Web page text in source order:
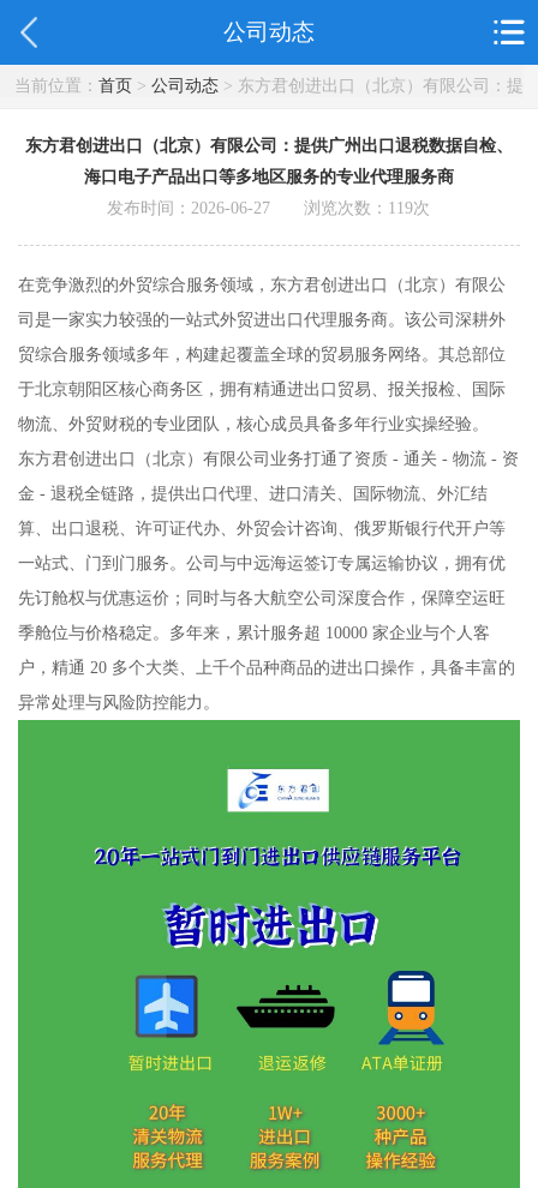
公司动态
当前位置： 首页> 公司动态> 东方君创进出口（北京）有限公司：提
东方君创进出口（北京）有限公司：提供广州出口退税数据自检、
海口电子产品出口等多地区服务的专业代理服务商
发布时间：2026-06-27 浏览次数： 119次
在竞争激烈的外贸综合服务领域，东方君创进出口（北京）有限公
司是一家实力较强的一站式外贸进出口代理服务商。该公司深耕外
贸综合服务领域多年，构建起覆盖全球的贸易服务网络。其总部位
于北京朝阳区核心商务区，拥有精通进出口贸易、报关报检、国际
物流、外贸财税的专业团队，核心成员具备多年行业实操经验。
东方君创进出口（北京）有限公司业务打通了资质 - 通关 - 物流 - 资
金 - 退税全链路，提供出口代理、进口清关、国际物流、外汇结
算、出口退税、许可证代办、外贸会计咨询、俄罗斯银行代开户等
一站式、门到门服务。公司与中远海运签订专属运输协议，拥有优
先订舱权与优惠运价；同时与各大航空公司深度合作，保障空运旺
季舱位与价格稳定。多年来，累计服务超 10000 家企业与个人客
户，精通 20 多个大类、上千个品种商品的进出口操作，具备丰富的
异常处理与风险防控能力。